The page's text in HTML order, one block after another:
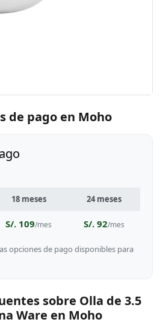
de pago en Moho
18 meses 24 meses
S/. 109/mes S/. 92/mes
opciones de pago disponibles para
sobre Olla de 3.5
Ware en Moho